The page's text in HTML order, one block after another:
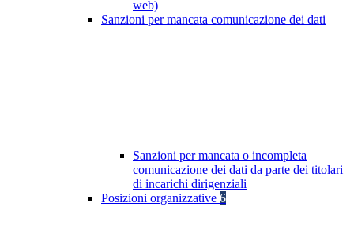
web)
Sanzioni per mancata comunicazione dei dati
Sanzioni per mancata o incompleta
comunicazione dei dati da parte dei titolari
di incarichi dirigenziali
Posizioni organizzative 6